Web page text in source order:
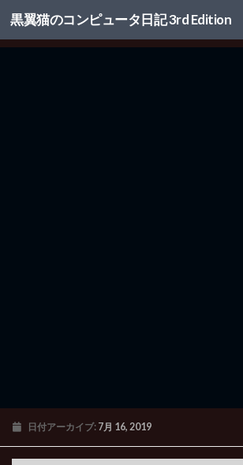
コンテンツへスキップ
黒翼猫のコンピュータ日記 3rd Edition
日付アーカイブ: 7月 16, 2019